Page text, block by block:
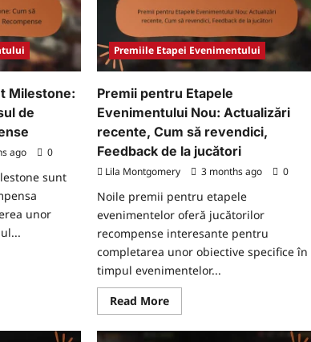
Împărtășite
de
jucători,
Verificare,
Cerere
Milestone:
de
ago 0
sunt
unor
Premiile Etapei Evenimentului
Premii pentru Etapele
Evenimentului Nou: Actualizări
recente, Cum să revendici,
Feedback de la jucători
Lila Montgomery 3 months ago 0
Noile premii pentru etapele
evenimentelor oferă jucătorilor
recompense interesante pentru
completarea unor obiective specifice în
timpul evenimentelor...
Read MoreRead
more
Premii